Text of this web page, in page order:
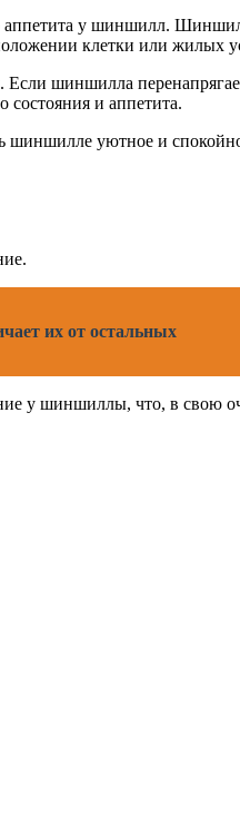
аппетита у шиншилл.
клетки или жилых
шиншилла
и аппетита.
шиншилле уютное и
их от остальных
у шиншиллы, что, в свою